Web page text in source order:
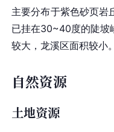
主要分布于紫色砂页岩
已挂在30~40度的陡坡
较大，龙溪区面积较小
自然资源
土地资源